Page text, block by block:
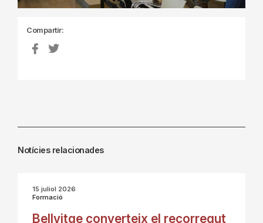
Compartir:
Notícies relacionades
15 juliol 2026
Formació
Bellvitge converteix el recorregut